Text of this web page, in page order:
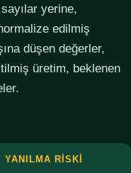
yerine,
edilmiş
düşen değerler,
üretim, beklenen
YANILMA RISKI